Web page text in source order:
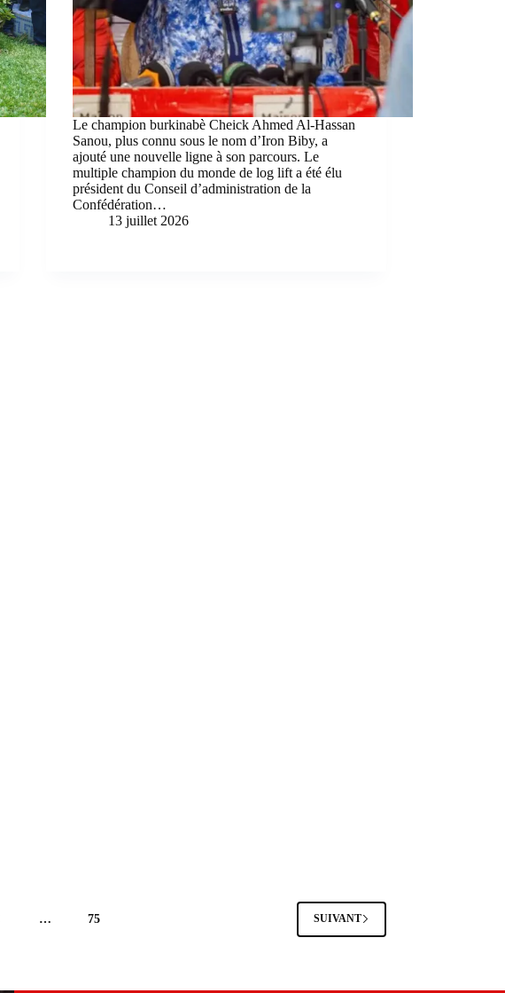
Le champion burkinabè Cheick Ahmed Al-Hassan
Sanou, plus connu sous le nom d’Iron Biby, a
ajouté une nouvelle ligne à son parcours. Le
multiple champion du monde de log lift a été élu
président du Conseil d’administration de la
Confédération…
13 juillet 2026
… 75 SUIVANT